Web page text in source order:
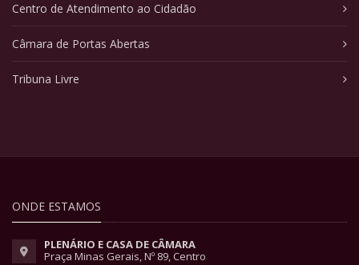
Centro de Atendimento ao Cidadão
Câmara de Portas Abertas
Tribuna Livre
ONDE ESTAMOS
PLENÁRIO E CASA DE CÂMARA
Praça Minas Gerais, Nº 89, Centro